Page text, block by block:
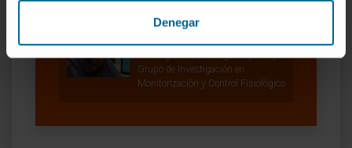
Denegar
Dr. Miguel Valencia Ustárroz
Investigador | Investigador principal
Grupo de Investigación en
Monitorización y Control Fisiológico